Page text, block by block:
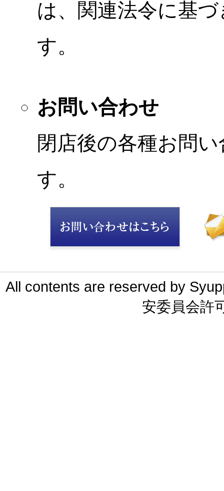
は、関連法令に基
す。
お問い合わせ
閉店後の各種お問
す。
All contents are reserved by
安委員会許